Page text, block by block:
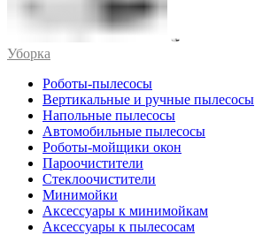
Уборка
Роботы-пылесосы
Вертикальные и ручные пылесосы
Напольные пылесосы
Автомобильные пылесосы
Роботы-мойщики окон
Пароочистители
Стеклоочистители
Минимойки
Аксессуары к минимойкам
Аксессуары к пылесосам